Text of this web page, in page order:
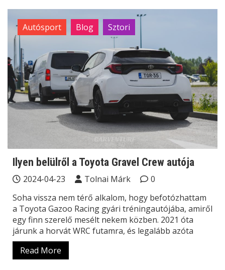
Autósport Blog Sztori
Ilyen belülről a Toyota Gravel Crew autója
2024-04-23 Tolnai Márk
0
Soha vissza nem térő alkalom, hogy befotózhattam
a Toyota Gazoo Racing gyári tréningautójába, amiről
egy finn szerelő mesélt nekem közben. 2021 óta
járunk a horvát WRC futamra, és legalább azóta
Read More